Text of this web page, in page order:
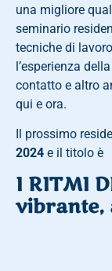
una migliore
seminario
tecniche di
l’esperienza
contatto e altro
qui e ora.
Il prossimo
2024 e il titolo è
I RITMI
vibrante,